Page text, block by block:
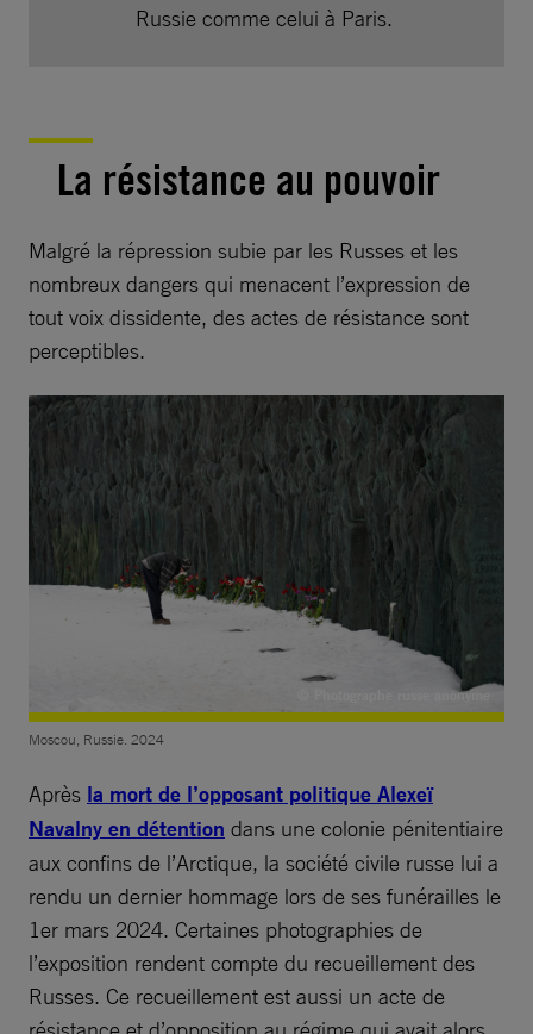
Russie comme celui à Paris.
La résistance au pouvoir
Malgré la répression subie par les Russes et les
nombreux dangers qui menacent l’expression de
tout voix dissidente, des actes de résistance sont
perceptibles.
© Photographe russe anonyme
Moscou, Russie. 2024
Après la mort de l’opposant politique Alexeï
Navalny en détention dans une colonie pénitentiaire
aux confins de l’Arctique, la société civile russe lui a
rendu un dernier hommage lors de ses funérailles le
1er mars 2024. Certaines photographies de
l’exposition rendent compte du recueillement des
Russes. Ce recueillement est aussi un acte de